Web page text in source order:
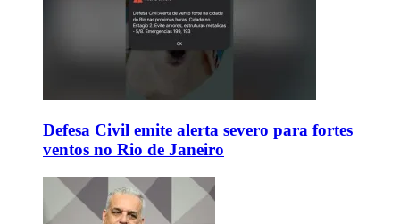
Defesa Civil emite alerta severo para fortes
ventos no Rio de Janeiro